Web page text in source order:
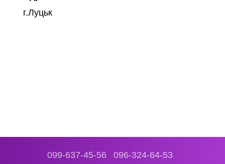
г.Луцьк
099-637-45-56 096-324-64-53